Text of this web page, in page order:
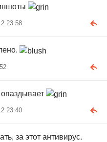
23:58
23:40
за этот антивирус.